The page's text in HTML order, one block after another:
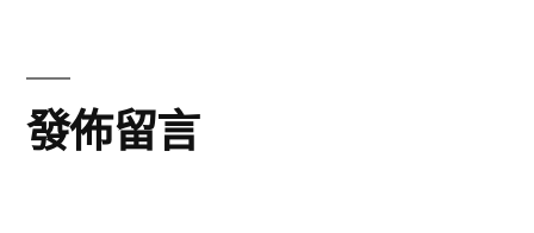
發佈留言